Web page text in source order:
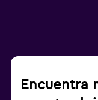
Encuentra